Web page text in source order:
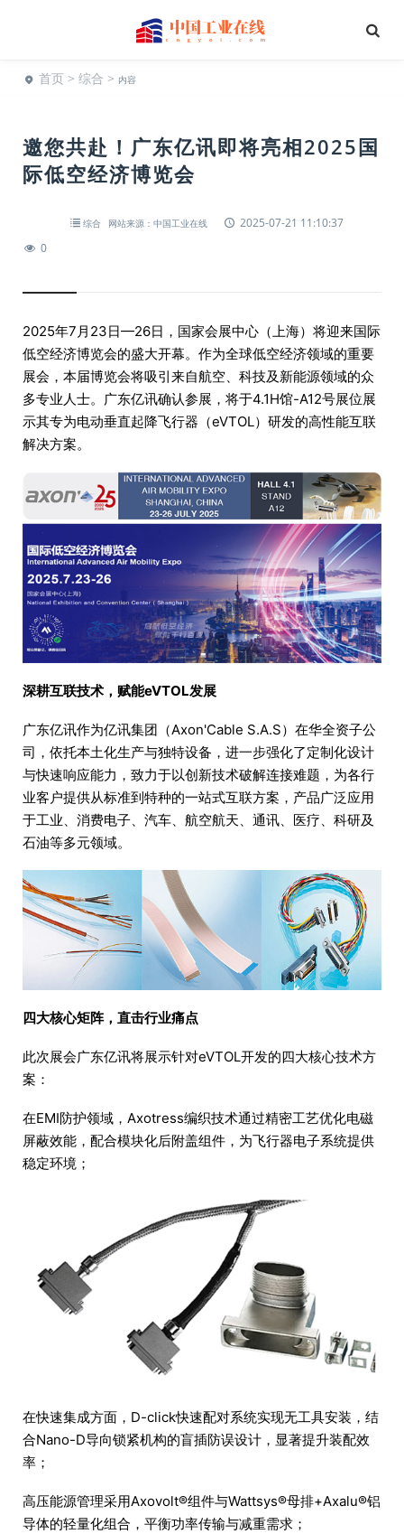
首页 > 综合 > 内容
邀您共赴！广东亿讯即将亮相2025国
际低空经济博览会
综合 网站来源：中国工业在线
2025-07-21 11:10:37
0
2025年7月23日—26日，国家会展中心（上海）将迎来国际
低空经济博览会的盛大开幕。作为全球低空经济领域的重要
展会，本届博览会将吸引来自航空、科技及新能源领域的众
多专业人士。广东亿讯确认参展，将于4.1H馆-A12号展位展
示其专为电动垂直起降飞行器（eVTOL）研发的高性能互联
解决方案。
深耕互联技术，赋能eVTOL发展
广东亿讯作为亿讯集团（Axon'Cable S.A.S）在华全资子公
司，依托本土化生产与独特设备，进一步强化了定制化设计
与快速响应能力，致力于以创新技术破解连接难题，为各行
业客户提供从标准到特种的一站式互联方案，产品广泛应用
于工业、消费电子、汽车、航空航天、通讯、医疗、科研及
石油等多元领域。
四大核心矩阵，直击行业痛点
此次展会广东亿讯将展示针对eVTOL开发的四大核心技术方
案：
在EMI防护领域，Axotress编织技术通过精密工艺优化电磁
屏蔽效能，配合模块化后附盖组件，为飞行器电子系统提供
稳定环境；
在快速集成方面，D-click快速配对系统实现无工具安装，结
合Nano-D导向锁紧机构的盲插防误设计，显著提升装配效
率；
高压能源管理采用Axovolt®组件与Wattsys®母排+Axalu®铝
导体的轻量化组合，平衡功率传输与减重需求；